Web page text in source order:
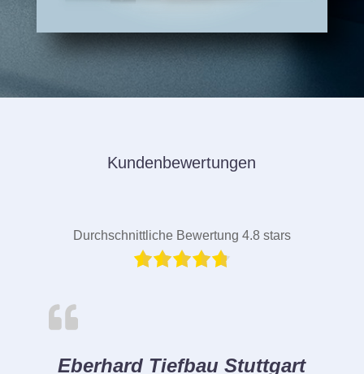
Kundenbewertungen
Durchschnittliche Bewertung 4.8 stars
Eberhard Tiefbau Stuttgart